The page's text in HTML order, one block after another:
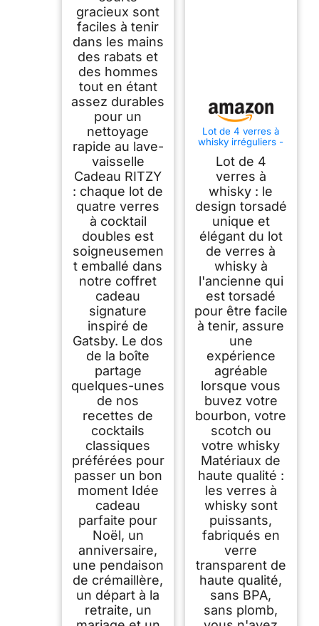
gracieux sont
faciles à tenir
dans les mains
des rabats et
des hommes
tout en étant
assez durables
pour un
nettoyage
rapide au lave-
vaisselle
Cadeau RITZY
: chaque lot de
quatre verres
à cocktail
doubles est
soigneusemen
t emballé dans
notre coffret
cadeau
signature
inspiré de
Gatsby. Le dos
de la boîte
partage
quelques-unes
de nos
recettes de
cocktails
classiques
préférées pour
passer un bon
moment Idée
cadeau
parfaite pour
Noël, un
anniversaire,
une pendaison
de crémaillère,
un départ à la
retraite, un
Lot de 4 verres à
whisky irréguliers -
bourbon plié -
Double verre à
l'ancienne - Verre
irrégulier - Pour
papa, mari, amis
(ambre + cendres)
Lot de 4
verres à
whisky : le
design torsadé
unique et
élégant du lot
de verres à
whisky à
l'ancienne qui
est torsadé
pour être facile
à tenir, assure
une
expérience
agréable
lorsque vous
buvez votre
bourbon, votre
scotch ou
votre whisky
Matériaux de
haute qualité :
les verres à
whisky sont
puissants,
fabriqués en
verre
transparent de
haute qualité,
sans BPA,
sans plomb,